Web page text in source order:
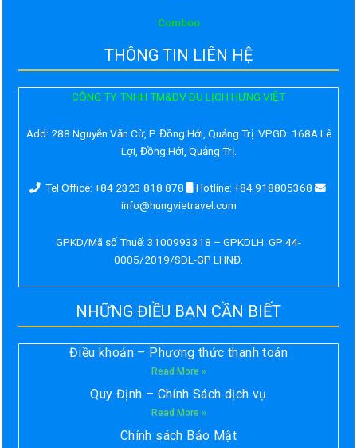
Comboo
THÔNG TIN LIÊN HỆ
CÔNG TY TNHH TM&DV DU LỊCH HƯNG VIỆT
Add: 288 Nguyễn Văn Cừ, P. Đồng Hới, Quảng Trị. VPGD: 168A Lê
Lợi, Đồng Hới, Quảng Trị.
Tel Office: +84 2323 818 878
Hotline: +84 918805368
info@hungvietravel.com
GPKD/Mã số Thuế: 3100993318 – GPKDLH: GP:44-
0005/2019/SDL-GP LHNĐ.
NHỮNG ĐIỀU BẠN CẦN BIẾT
Điều khoản – Phương thức thanh toán
Read More »
Quy Định – Chính Sách dịch vụ
Read More »
Chính sách Bảo Mật